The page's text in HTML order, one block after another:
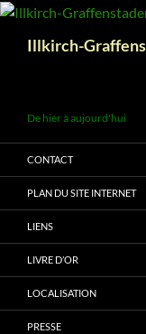
Aller
contenuIllkirch-
De hier à aujourd'hui
CONTACT
PLAN DU SITE INTERNET
LIENS
LIVRE D’OR
LOCALISATION
PRESSE